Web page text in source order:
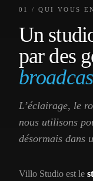
01 / QUI VOUS
Un
par des
L’éclairage, le
nous utilisons
désormais dans
Villo Studio est le